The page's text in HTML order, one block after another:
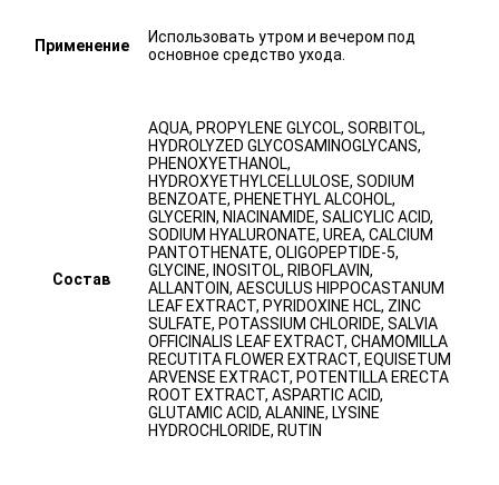
Применение
Использовать утром и вечером под
основное средство ухода.
Состав
AQUA, PROPYLENE GLYCOL, SORBITOL,
HYDROLYZED GLYCOSAMINOGLYCANS,
PHENOXYETHANOL,
HYDROXYETHYLCELLULOSE, SODIUM
BENZOATE, PHENETHYL ALCOHOL,
GLYCERIN, NIACINAMIDE, SALICYLIC ACID,
SODIUM HYALURONATE, UREA, CALCIUM
PANTOTHENATE, OLIGOPEPTIDE-5,
GLYCINE, INOSITOL, RIBOFLAVIN,
ALLANTOIN, AESCULUS HIPPOCASTANUM
LEAF EXTRACT, PYRIDOXINE HCL, ZINC
SULFATE, POTASSIUM CHLORIDE, SALVIA
OFFICINALIS LEAF EXTRACT, CHAMOMILLA
RECUTITA FLOWER EXTRACT, EQUISETUM
ARVENSE EXTRACT, POTENTILLA ERECTA
ROOT EXTRACT, ASPARTIC ACID,
GLUTAMIC ACID, ALANINE, LYSINE
HYDROCHLORIDE, RUTIN